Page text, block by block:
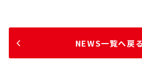
NEWS一覧へ戻る